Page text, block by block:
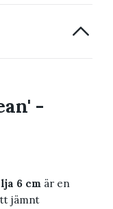
-
6 cm är en
jämnt